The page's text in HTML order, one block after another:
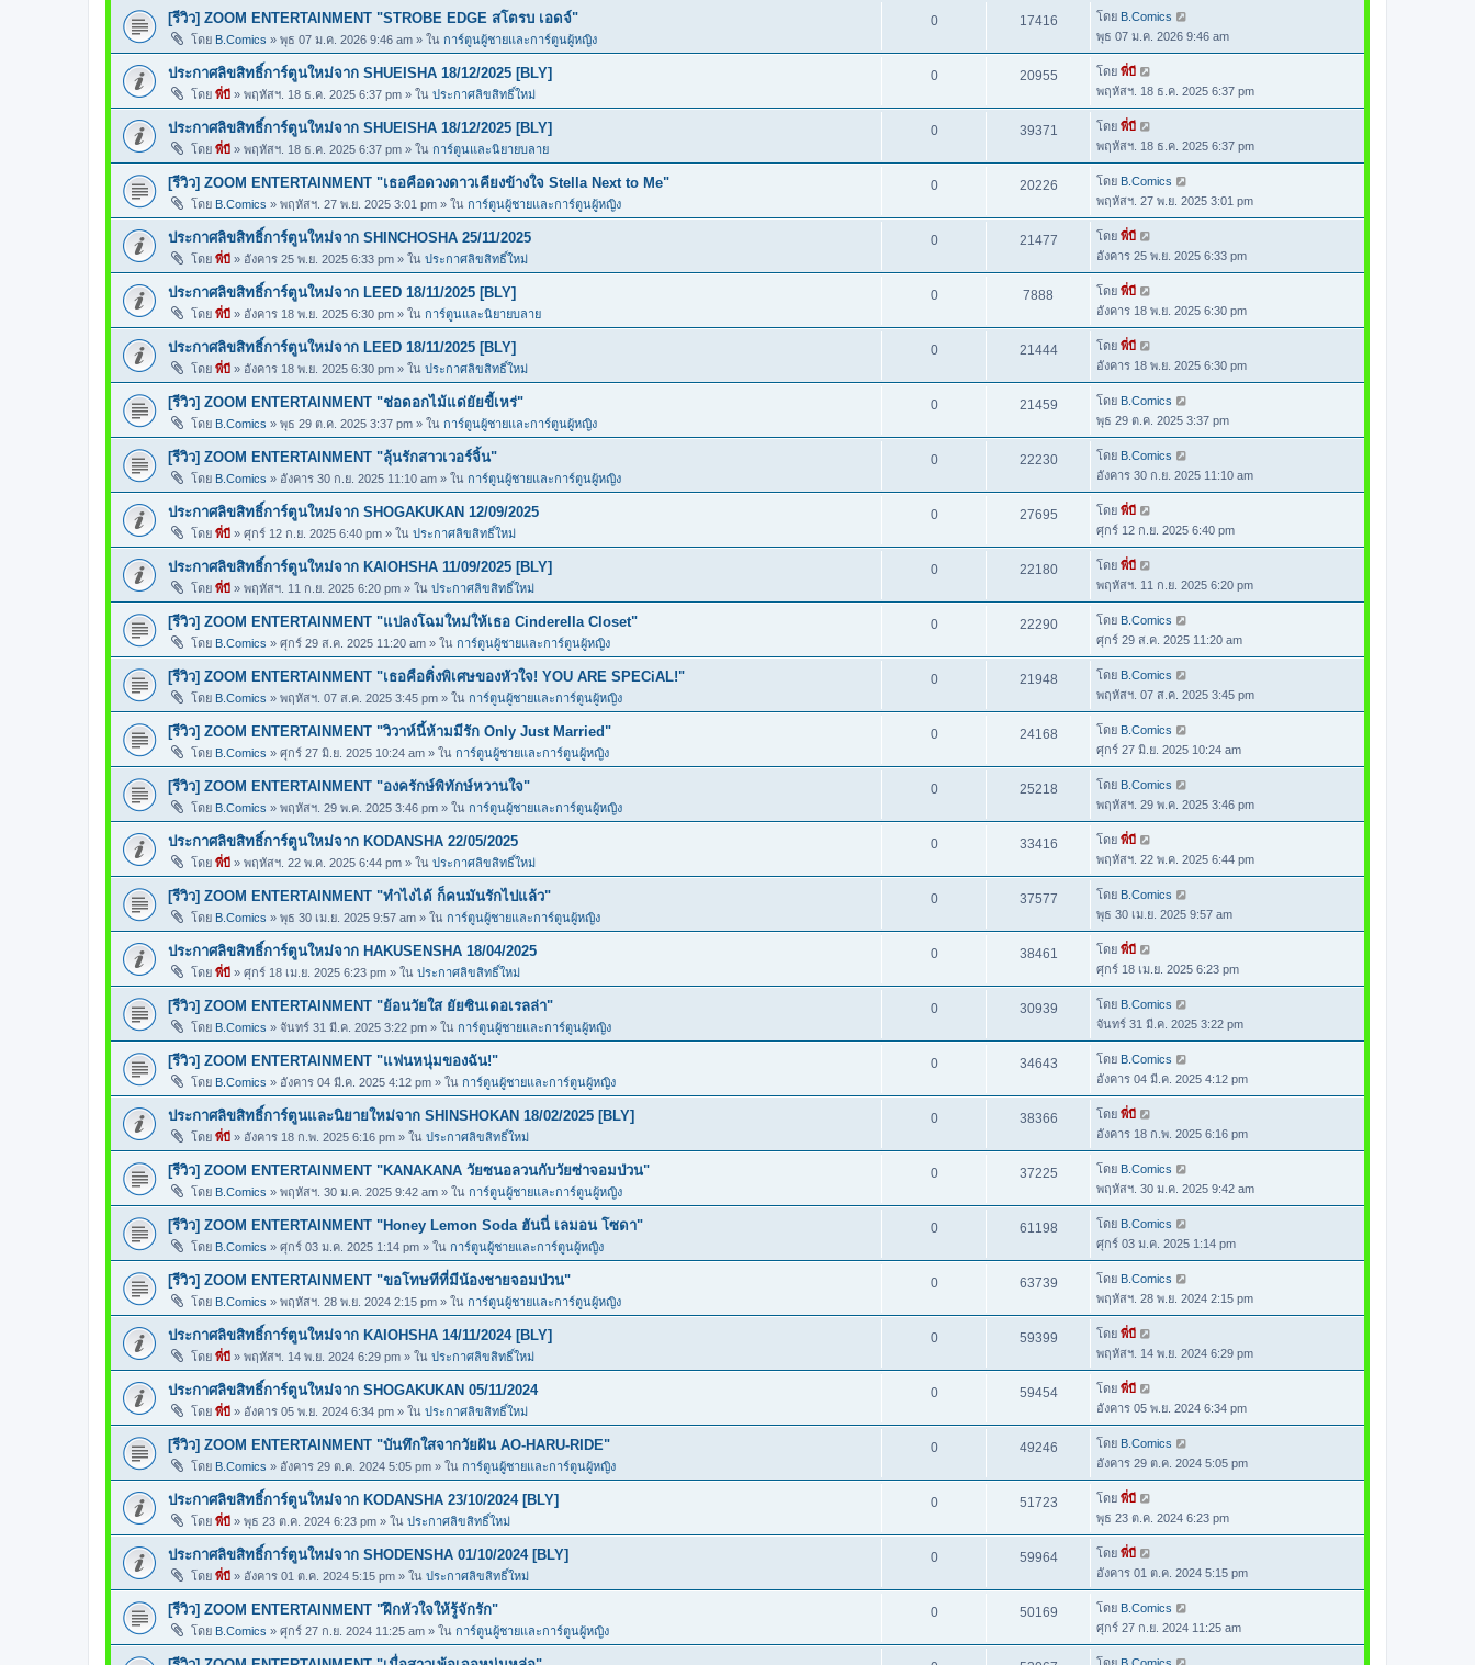
[รีวิว] ZOOM ENTERTAINMENT "STROBE EDGE สโตรบ เอดจ์"
โดย B.Comics » พุธ 07 ม.ค. 2026 9:46 am » ใน การ์ตูนผู้ชายและการ์ตูนผู้หญิง
0 17416 โดย B.Comics
พุธ 07 ม.ค. 2026 9:46 am
ประกาศลิขสิทธิ์การ์ตูนใหม่จาก SHUEISHA 18/12/2025 [BLY]
โดย พี่บี » พฤหัสฯ. 18 ธ.ค. 2025 6:37 pm » ใน ประกาศลิขสิทธิ์ใหม่
0 20955 โดย พี่บี
พฤหัสฯ. 18 ธ.ค. 2025 6:37 pm
ประกาศลิขสิทธิ์การ์ตูนใหม่จาก SHUEISHA 18/12/2025 [BLY]
โดย พี่บี » พฤหัสฯ. 18 ธ.ค. 2025 6:37 pm » ใน การ์ตูนและนิยายบลาย
0 39371 โดย พี่บี
พฤหัสฯ. 18 ธ.ค. 2025 6:37 pm
[รีวิว] ZOOM ENTERTAINMENT "เธอคือดวงดาวเคียงข้างใจ Stella Next to Me"
โดย B.Comics » พฤหัสฯ. 27 พ.ย. 2025 3:01 pm » ใน การ์ตูนผู้ชายและการ์ตูนผู้หญิง
0 20226 โดย B.Comics
พฤหัสฯ. 27 พ.ย. 2025 3:01 pm
ประกาศลิขสิทธิ์การ์ตูนใหม่จาก SHINCHOSHA 25/11/2025
โดย พี่บี » อังคาร 25 พ.ย. 2025 6:33 pm » ใน ประกาศลิขสิทธิ์ใหม่
0 21477 โดย พี่บี
อังคาร 25 พ.ย. 2025 6:33 pm
ประกาศลิขสิทธิ์การ์ตูนใหม่จาก LEED 18/11/2025 [BLY]
โดย พี่บี » อังคาร 18 พ.ย. 2025 6:30 pm » ใน การ์ตูนและนิยายบลาย
0 7888 โดย พี่บี
อังคาร 18 พ.ย. 2025 6:30 pm
ประกาศลิขสิทธิ์การ์ตูนใหม่จาก LEED 18/11/2025 [BLY]
โดย พี่บี » อังคาร 18 พ.ย. 2025 6:30 pm » ใน ประกาศลิขสิทธิ์ใหม่
0 21444 โดย พี่บี
อังคาร 18 พ.ย. 2025 6:30 pm
[รีวิว] ZOOM ENTERTAINMENT "ช่อดอกไม้แด่ยัยขี้เหร่"
โดย B.Comics » พุธ 29 ต.ค. 2025 3:37 pm » ใน การ์ตูนผู้ชายและการ์ตูนผู้หญิง
0 21459 โดย B.Comics
พุธ 29 ต.ค. 2025 3:37 pm
[รีวิว] ZOOM ENTERTAINMENT "ลุ้นรักสาวเวอร์จิ้น"
โดย B.Comics » อังคาร 30 ก.ย. 2025 11:10 am » ใน การ์ตูนผู้ชายและการ์ตูนผู้หญิง
0 22230 โดย B.Comics
อังคาร 30 ก.ย. 2025 11:10 am
ประกาศลิขสิทธิ์การ์ตูนใหม่จาก SHOGAKUKAN 12/09/2025
โดย พี่บี » ศุกร์ 12 ก.ย. 2025 6:40 pm » ใน ประกาศลิขสิทธิ์ใหม่
0 27695 โดย พี่บี
ศุกร์ 12 ก.ย. 2025 6:40 pm
ประกาศลิขสิทธิ์การ์ตูนใหม่จาก KAIOHSHA 11/09/2025 [BLY]
โดย พี่บี » พฤหัสฯ. 11 ก.ย. 2025 6:20 pm » ใน ประกาศลิขสิทธิ์ใหม่
0 22180 โดย พี่บี
พฤหัสฯ. 11 ก.ย. 2025 6:20 pm
[รีวิว] ZOOM ENTERTAINMENT "แปลงโฉมใหม่ให้เธอ Cinderella Closet"
โดย B.Comics » ศุกร์ 29 ส.ค. 2025 11:20 am » ใน การ์ตูนผู้ชายและการ์ตูนผู้หญิง
0 22290 โดย B.Comics
ศุกร์ 29 ส.ค. 2025 11:20 am
[รีวิว] ZOOM ENTERTAINMENT "เธอคือติ่งพิเศษของหัวใจ! YOU ARE SPECiAL!"
โดย B.Comics » พฤหัสฯ. 07 ส.ค. 2025 3:45 pm » ใน การ์ตูนผู้ชายและการ์ตูนผู้หญิง
0 21948 โดย B.Comics
พฤหัสฯ. 07 ส.ค. 2025 3:45 pm
[รีวิว] ZOOM ENTERTAINMENT "วิวาห์นี้ห้ามมีรัก Only Just Married"
โดย B.Comics » ศุกร์ 27 มิ.ย. 2025 10:24 am » ใน การ์ตูนผู้ชายและการ์ตูนผู้หญิง
0 24168 โดย B.Comics
ศุกร์ 27 มิ.ย. 2025 10:24 am
[รีวิว] ZOOM ENTERTAINMENT "องครักษ์พิทักษ์หวานใจ"
โดย B.Comics » พฤหัสฯ. 29 พ.ค. 2025 3:46 pm » ใน การ์ตูนผู้ชายและการ์ตูนผู้หญิง
0 25218 โดย B.Comics
พฤหัสฯ. 29 พ.ค. 2025 3:46 pm
ประกาศลิขสิทธิ์การ์ตูนใหม่จาก KODANSHA 22/05/2025
โดย พี่บี » พฤหัสฯ. 22 พ.ค. 2025 6:44 pm » ใน ประกาศลิขสิทธิ์ใหม่
0 33416 โดย พี่บี
พฤหัสฯ. 22 พ.ค. 2025 6:44 pm
[รีวิว] ZOOM ENTERTAINMENT "ทำไงได้ ก็คนมันรักไปแล้ว"
โดย B.Comics » พุธ 30 เม.ย. 2025 9:57 am » ใน การ์ตูนผู้ชายและการ์ตูนผู้หญิง
0 37577 โดย B.Comics
พุธ 30 เม.ย. 2025 9:57 am
ประกาศลิขสิทธิ์การ์ตูนใหม่จาก HAKUSENSHA 18/04/2025
โดย พี่บี » ศุกร์ 18 เม.ย. 2025 6:23 pm » ใน ประกาศลิขสิทธิ์ใหม่
0 38461 โดย พี่บี
ศุกร์ 18 เม.ย. 2025 6:23 pm
[รีวิว] ZOOM ENTERTAINMENT "ย้อนวัยใส ยัยซินเดอเรลล่า"
โดย B.Comics » จันทร์ 31 มี.ค. 2025 3:22 pm » ใน การ์ตูนผู้ชายและการ์ตูนผู้หญิง
0 30939 โดย B.Comics
จันทร์ 31 มี.ค. 2025 3:22 pm
[รีวิว] ZOOM ENTERTAINMENT "แฟนหนุ่มของฉัน!"
โดย B.Comics » อังคาร 04 มี.ค. 2025 4:12 pm » ใน การ์ตูนผู้ชายและการ์ตูนผู้หญิง
0 34643 โดย B.Comics
อังคาร 04 มี.ค. 2025 4:12 pm
ประกาศลิขสิทธิ์การ์ตูนและนิยายใหม่จาก SHINSHOKAN 18/02/2025 [BLY]
โดย พี่บี » อังคาร 18 ก.พ. 2025 6:16 pm » ใน ประกาศลิขสิทธิ์ใหม่
0 38366 โดย พี่บี
อังคาร 18 ก.พ. 2025 6:16 pm
[รีวิว] ZOOM ENTERTAINMENT "KANAKANA วัยซนอลวนกับวัยซ่าจอมป่วน"
โดย B.Comics » พฤหัสฯ. 30 ม.ค. 2025 9:42 am » ใน การ์ตูนผู้ชายและการ์ตูนผู้หญิง
0 37225 โดย B.Comics
พฤหัสฯ. 30 ม.ค. 2025 9:42 am
[รีวิว] ZOOM ENTERTAINMENT "Honey Lemon Soda ฮันนี่ เลมอน โซดา"
โดย B.Comics » ศุกร์ 03 ม.ค. 2025 1:14 pm » ใน การ์ตูนผู้ชายและการ์ตูนผู้หญิง
0 61198 โดย B.Comics
ศุกร์ 03 ม.ค. 2025 1:14 pm
[รีวิว] ZOOM ENTERTAINMENT "ขอโทษทีที่มีน้องชายจอมป่วน"
โดย B.Comics » พฤหัสฯ. 28 พ.ย. 2024 2:15 pm » ใน การ์ตูนผู้ชายและการ์ตูนผู้หญิง
0 63739 โดย B.Comics
พฤหัสฯ. 28 พ.ย. 2024 2:15 pm
ประกาศลิขสิทธิ์การ์ตูนใหม่จาก KAIOHSHA 14/11/2024 [BLY]
โดย พี่บี » พฤหัสฯ. 14 พ.ย. 2024 6:29 pm » ใน ประกาศลิขสิทธิ์ใหม่
0 59399 โดย พี่บี
พฤหัสฯ. 14 พ.ย. 2024 6:29 pm
ประกาศลิขสิทธิ์การ์ตูนใหม่จาก SHOGAKUKAN 05/11/2024
โดย พี่บี » อังคาร 05 พ.ย. 2024 6:34 pm » ใน ประกาศลิขสิทธิ์ใหม่
0 59454 โดย พี่บี
อังคาร 05 พ.ย. 2024 6:34 pm
[รีวิว] ZOOM ENTERTAINMENT "บันทึกใสจากวัยฝัน AO-HARU-RIDE"
โดย B.Comics » อังคาร 29 ต.ค. 2024 5:05 pm » ใน การ์ตูนผู้ชายและการ์ตูนผู้หญิง
0 49246 โดย B.Comics
อังคาร 29 ต.ค. 2024 5:05 pm
ประกาศลิขสิทธิ์การ์ตูนใหม่จาก KODANSHA 23/10/2024 [BLY]
โดย พี่บี » พุธ 23 ต.ค. 2024 6:23 pm » ใน ประกาศลิขสิทธิ์ใหม่
0 51723 โดย พี่บี
พุธ 23 ต.ค. 2024 6:23 pm
ประกาศลิขสิทธิ์การ์ตูนใหม่จาก SHODENSHA 01/10/2024 [BLY]
โดย พี่บี » อังคาร 01 ต.ค. 2024 5:15 pm » ใน ประกาศลิขสิทธิ์ใหม่
0 59964 โดย พี่บี
อังคาร 01 ต.ค. 2024 5:15 pm
[รีวิว] ZOOM ENTERTAINMENT "ฝึกหัวใจให้รู้จักรัก"
โดย B.Comics » ศุกร์ 27 ก.ย. 2024 11:25 am » ใน การ์ตูนผู้ชายและการ์ตูนผู้หญิง
0 50169 โดย B.Comics
ศุกร์ 27 ก.ย. 2024 11:25 am